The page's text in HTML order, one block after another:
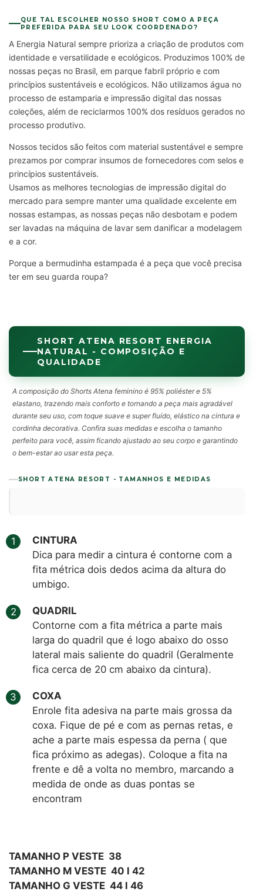
QUE TAL ESCOLHER NOSSO SHORT COMO A PEÇA
PREFERIDA PARA SEU LOOK COORDENADO?
A Energia Natural sempre prioriza a criação de produtos com
identidade e versatilidade e ecológicos. Produzimos 100% de
nossas peças no Brasil, em parque fabril próprio e com
princípios sustentáveis e ecológicos. Não utilizamos água no
processo de estamparia e impressão digital das nossas
coleções, além de reciclarmos 100% dos resíduos gerados no
processo produtivo.
Nossos tecidos são feitos com material sustentável e sempre
prezamos por comprar insumos de fornecedores com selos e
princípios sustentáveis.
Usamos as melhores tecnologias de impressão digital do
mercado para sempre manter uma qualidade excelente em
nossas estampas, as nossas peças não desbotam e podem
ser lavadas na máquina de lavar sem danificar a modelagem
e a cor.
Porque a bermudinha estampada é a peça que você precisa
ter em seu guarda roupa?
SHORT ATENA RESORT ENERGIA
NATURAL - COMPOSIÇÃO E
QUALIDADE
A composição do Shorts Atena feminino é 95% poliéster e 5%
elastano, trazendo mais conforto e tornando a peça mais agradável
durante seu uso, com toque suave e super fluído, elástico na cintura e
cordinha decorativa. Confira suas medidas e escolha o tamanho
perfeito para você, assim ficando ajustado ao seu corpo e garantindo
o bem-estar ao usar esta peça.
SHORT ATENA RESORT - TAMANHOS E MEDIDAS
CINTURA
Dica para medir a cintura é contorne com a
fita métrica dois dedos acima da altura do
umbigo.
QUADRIL
Contorne com a fita métrica a parte mais
larga do quadril que é logo abaixo do osso
lateral mais saliente do quadril (Geralmente
fica cerca de 20 cm abaixo da cintura).
COXA
Enrole fita adesiva na parte mais grossa da
coxa. Fique de pé e com as pernas retas, e
ache a parte mais espessa da perna ( que
fica próximo as adegas). Coloque a fita na
frente e dê a volta no membro, marcando a
medida de onde as duas pontas se
encontram
TAMANHO P VESTE 38
TAMANHO M VESTE 40 l 42
TAMANHO G VESTE 44 l 46